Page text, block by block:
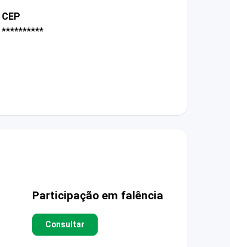
CEP
**********
Participação em falência
Consultar